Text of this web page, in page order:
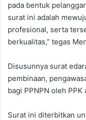
pada bentuk
surat ini adalah
profesional, serta
berkualitas,” tegas
Disusunnya surat
pembinaan,
bagi PPNPN oleh PPK
Surat ini diterbitkan